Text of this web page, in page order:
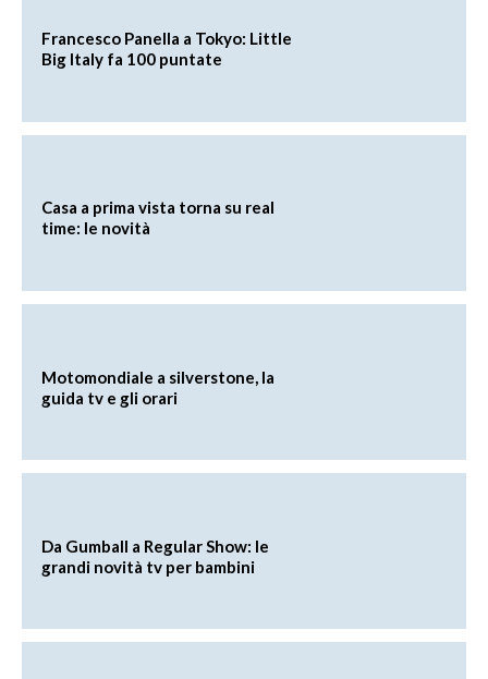
Francesco Panella a Tokyo: Little
Big Italy fa 100 puntate
Casa a prima vista torna su real
time: le novità
Motomondiale a silverstone, la
guida tv e gli orari
Da Gumball a Regular Show: le
grandi novità tv per bambini